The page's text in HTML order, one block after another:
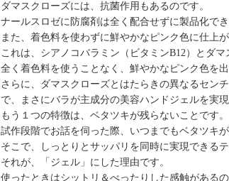
ダマスクローズには、抗菌作用もあるのです。
ナールスロゼに防腐剤は全く配合せずに製品化で
また、着色料を使わずに鮮やかなピンク色に仕上が
これは、シアノコバラミン（ビタミンB12）とダマ
全く着色料を使うことなく、鮮やかなピンク色を
さらに、ダマスクローズとはたらきの異なるセン
で、まさにバラが主成分の美容ハンドジェルを実現
もう１つの特徴は、ベタツキが残らないことです。
試作段階でお話を伺った際、いつまでもベタツキ
そこで、しっとりとサッパリを同時に実現できる
それが、「ジェル」にした理由です。
使ったときはシットリ＆べったりした感触がある